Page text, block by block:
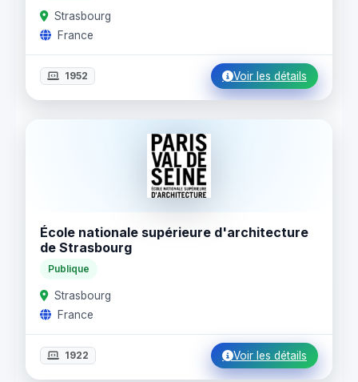
Strasbourg
France
1952 Voir les détails
École nationale supérieure d'architecture
de Strasbourg
Publique
Strasbourg
France
1922 Voir les détails